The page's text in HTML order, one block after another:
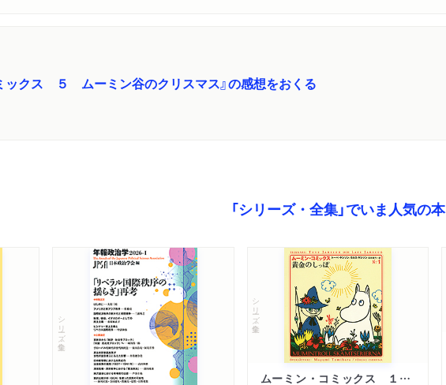
ックス ５ ムーミン谷のクリスマス』の感想をおくる
「シリーズ・全集」でいま人気の本
シリーズ・全集
シリーズ・全集
ムーミン・コミックス １ 黄金のしっぽ